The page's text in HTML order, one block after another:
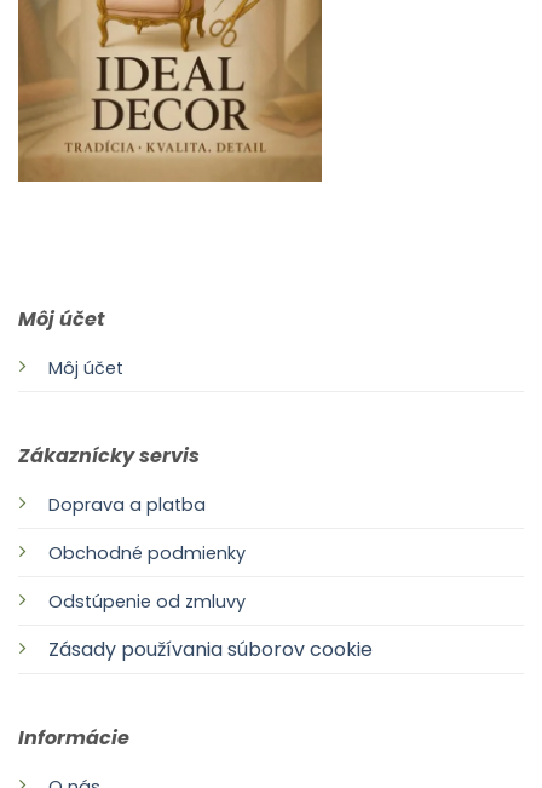
Môj účet
Môj účet
Zákaznícky servis
Doprava a platba
Obchodné podmienky
Odstúpenie od zmluvy
Zásady používania súborov cookie
Informácie